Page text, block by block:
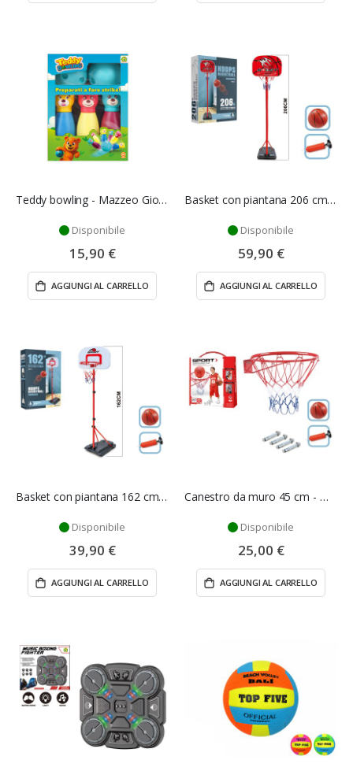
Teddy bowling - Mazzeo Giocattoli
Disponibile
15,90 €
AGGIUNGI AL CARRELLO
Basket con piantana 206 cm - Mazzeo Giocattoli
Disponibile
59,90 €
AGGIUNGI AL CARRELLO
Basket con piantana 162 cm - Mazzeo Giocattoli
Disponibile
39,90 €
AGGIUNGI AL CARRELLO
Canestro da muro 45 cm - Mazzeo Giocattoli
Disponibile
25,00 €
AGGIUNGI AL CARRELLO